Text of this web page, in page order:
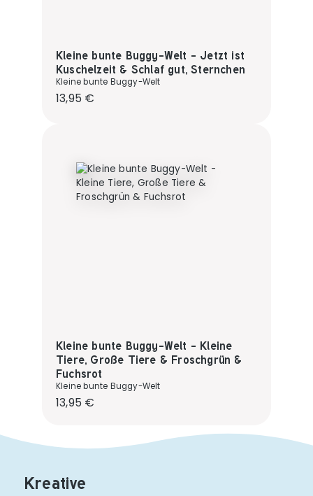
Kleine bunte Buggy-Welt - Jetzt ist
Kuschelzeit & Schlaf gut, Sternchen
Kleine bunte Buggy-Welt
Regulärer Preis:
13,95 €
Kleine bunte Buggy-Welt - Kleine
Tiere, Große Tiere & Froschgrün &
Fuchsrot
Kleine bunte Buggy-Welt
Regulärer Preis:
13,95 €
Kreative